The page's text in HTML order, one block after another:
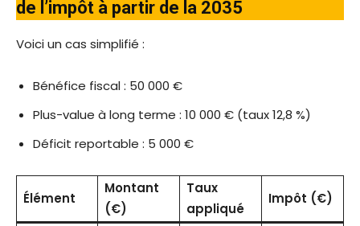
de l’impôt à partir de la 2035
Voici un cas simplifié :
Bénéfice fiscal : 50 000 €
Plus-value à long terme : 10 000 € (taux 12,8 %)
Déficit reportable : 5 000 €
Élément
Montant
(€)
Taux
appliqué
Impôt (€)